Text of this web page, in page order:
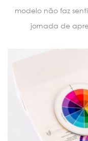
modelo não faz
jornada de